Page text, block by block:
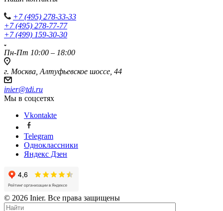
+7 (495) 278-33-33
+7 (495) 278-77-77
+7 (499) 159-30-30
Пн-Пт 10:00 – 18:00
г. Москва, Алтуфьевское шоссе, 44
inier@tdi.ru
Мы в соцсетях
Vkontakte
Telegram
Одноклассники
Яндекс Дзен
© 2026 Inier. Все права защищены